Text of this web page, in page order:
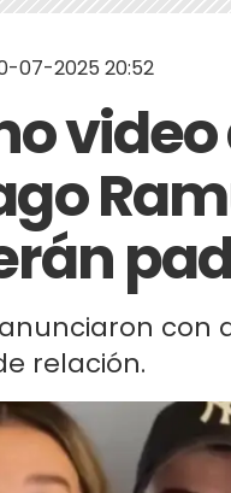
07-2025 20:52
con
relación.